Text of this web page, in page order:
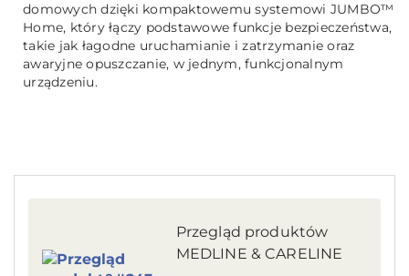
domowych dzięki kompaktowemu systemowi JUMBO™
Home, który łączy podstawowe funkcje bezpieczeństwa,
takie jak łagodne uruchamianie i zatrzymanie oraz
awaryjne opuszczanie, w jednym, funkcjonalnym
urządzeniu.
Przegląd produktów
MEDLINE & CARELINE